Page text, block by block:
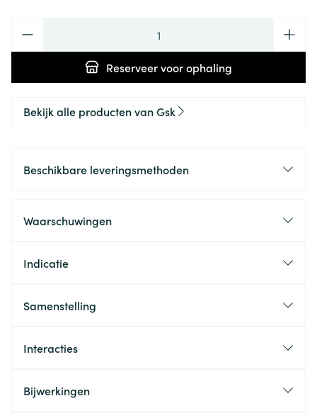
Reserveervoor ophaling
Bekijk alle producten van Gsk
Beschikbare leveringsmethoden
Waarschuwingen
Indicatie
Samenstelling
Interacties
Bijwerkingen